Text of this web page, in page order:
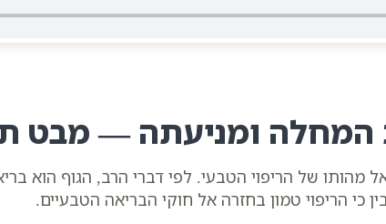
ומניעתה — מבט
מהותו של הריפוי הטבעי. לפי דברי הרב, הגוף הוא
כי הריפוי טמון בחזרה אל חוקי הבריאה הטבעיים.